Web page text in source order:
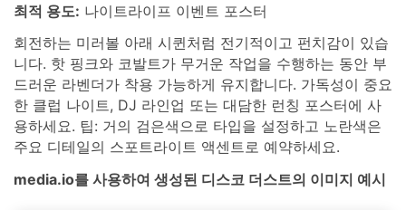
최적 용도: 나이트라이프 이벤트 포스터
회전하는 미러볼 아래 시퀸처럼 전기적이고 펀치감이 있습
니다. 핫 핑크와 코발트가 무거운 작업을 수행하는 동안 부
드러운 라벤더가 착용 가능하게 유지합니다. 가독성이 중요
한 클럽 나이트, DJ 라인업 또는 대담한 런칭 포스터에 사
용하세요. 팁: 거의 검은색으로 타입을 설정하고 노란색은
주요 디테일의 스포트라이트 액센트로 예약하세요.
media.io를 사용하여 생성된 디스코 더스트의 이미지 예시